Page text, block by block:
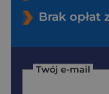
Brak opłat
Twój e-mail